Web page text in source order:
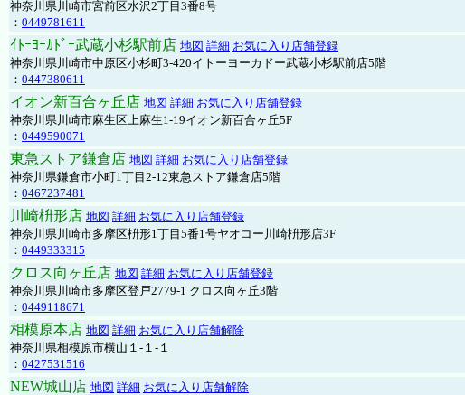
神奈川県川崎市宮前区水沢2丁目3番8号
： 0449781611
ｲﾄｰﾖｰｶﾄﾞｰ武蔵小杉駅前店 地図 詳細 お気に入り店舗登録
神奈川県川崎市中原区小杉町3-420イトーヨーカドー武蔵小杉駅前店5階
： 0447380611
イオン新百合ヶ丘店 地図 詳細 お気に入り店舗登録
神奈川県川崎市麻生区上麻生1-19イオン新百合ヶ丘5F
： 0449590071
東急ストア鎌倉店 地図 詳細 お気に入り店舗登録
神奈川県鎌倉市小町1丁目2-12東急ストア鎌倉店5階
： 0467237481
川崎枡形店 地図 詳細 お気に入り店舗登録
神奈川県川崎市多摩区枡形1丁目5番1号ヤオコー川崎枡形店3F
： 0449333315
クロス向ヶ丘店 地図 詳細 お気に入り店舗登録
神奈川県川崎市多摩区登戸2779-1 クロス向ヶ丘3階
： 0449118671
相模原本店 地図 詳細 お気に入り店舗解除
神奈川県相模原市横山１-１-１
： 0427531516
NEW城山店 地図 詳細 お気に入り店舗解除